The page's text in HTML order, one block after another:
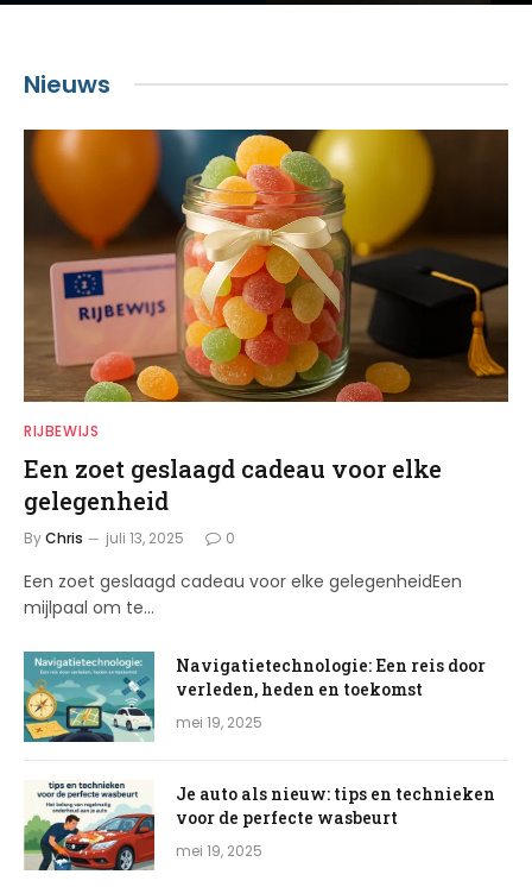
Nieuws
RIJBEWIJS
Een zoet geslaagd cadeau voor elke
gelegenheid
ByChris juli 13, 2025 0
Een zoet geslaagd cadeau voor elke gelegenheidEen
mijlpaal om te…
Navigatietechnologie: Een reis door
verleden, heden en toekomst
mei 19, 2025
Je auto als nieuw: tips en technieken
voor de perfecte wasbeurt
mei 19, 2025